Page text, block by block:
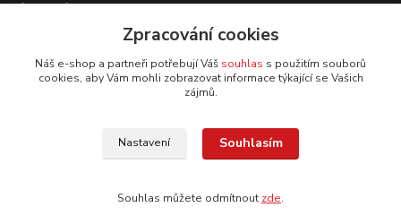
Zákaznická podpora EshopMB.cz
+420 606 622 002
eshopmb@seznam.cz
© Copyright 2024 Martha Black
Zpracování cookies
Náš e-shop a partneři potřebují Váš souhlas s použitím souborů
cookies, aby Vám mohli zobrazovat informace týkající se Vašich
zájmů.
Nastavení Souhlasím
Souhlas můžete odmítnout zde.